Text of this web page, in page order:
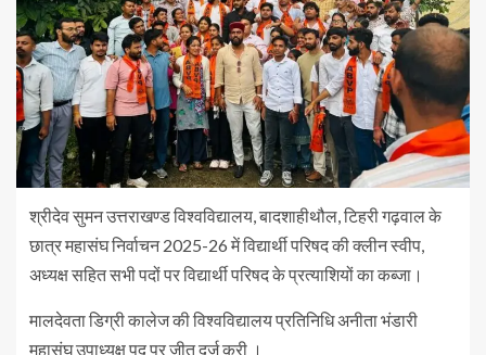
श्रीदेव सुमन उत्तराखण्ड विश्वविद्यालय, बादशाहीथौल, टिहरी गढ़वाल के
छात्र महासंघ निर्वाचन 2025-26 में विद्यार्थी परिषद की क्लीन स्वीप,
अध्यक्ष सहित सभी पदों पर विद्यार्थी परिषद के प्रत्याशियों का कब्जा।
मालदेवता डिग्री कालेज की विश्वविद्यालय प्रतिनिधि अनीता भंडारी
महासंघ उपाध्यक्ष पद पर जीत दर्ज करी ।